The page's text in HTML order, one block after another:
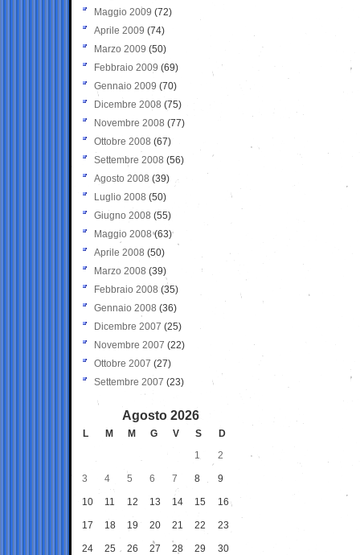
Maggio 2009 (72)
Aprile 2009 (74)
Marzo 2009 (50)
Febbraio 2009 (69)
Gennaio 2009 (70)
Dicembre 2008 (75)
Novembre 2008 (77)
Ottobre 2008 (67)
Settembre 2008 (56)
Agosto 2008 (39)
Luglio 2008 (50)
Giugno 2008 (55)
Maggio 2008(63)
Aprile 2008 (50)
Marzo 2008 (39)
Febbraio 2008 (35)
Gennaio 2008 (36)
Dicembre 2007 (25)
Novembre 2007 (22)
Ottobre 2007 (27)
Settembre 2007 (23)
Agosto 2026
L M M G V S
D
1
2
3 4 5 6 7 8 9
10 11 12 13 14 15 16
17 18 19 20 21 22 23
24 25 26 27 28 29 30